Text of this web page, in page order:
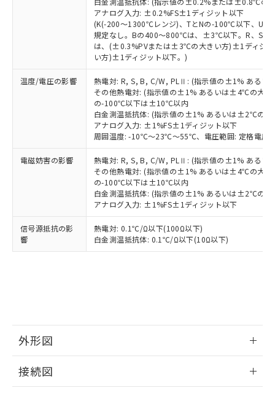
アナログ入力: ±0.2%FS±1ディジット以下
(K(-200～1300℃レンジ)、TとNの-100℃以下、U
規定なし。Bの400～800℃は、±3℃以下。R、S
は、(±0.3%PVまたは±3℃の大きい方)±1ディジ
い方)±1ディジット以下。)
温度/電圧の影響
熱電対: R, S, B, C/W, PLⅡ: (指示値の±1% ある
その他熱電対: (指示値の±1% あるいは±4℃の大き
の-100℃以下は±10℃以内
白金測温抵抗体: (指示値の±1% あるいは±2℃の大
アナログ入力: ±1%FS±1ディジット以下
周囲温度: -10℃～23℃～55℃、電圧範囲: 定格電圧
電磁妨害の影響
熱電対: R, S, B, C/W, PLⅡ: (指示値の±1% ある
その他熱電対: (指示値の±1% あるいは±4℃の大き
の-100℃以下は±10℃以内
白金測温抵抗体: (指示値の±1% あるいは±2℃の大
アナログ入力: ±1%FS±1ディジット以下
信号源抵抗の影
響
熱電対: 0.1℃/Ω以下(100Ω以下)
白金測温抵抗体: 0.1℃/Ω以下(10Ω以下)
外形図
接続図
既に当社にて対応品への在庫切替を完了
していることから、特段のことがない限
り、2022年1月12日より割愛しておりま